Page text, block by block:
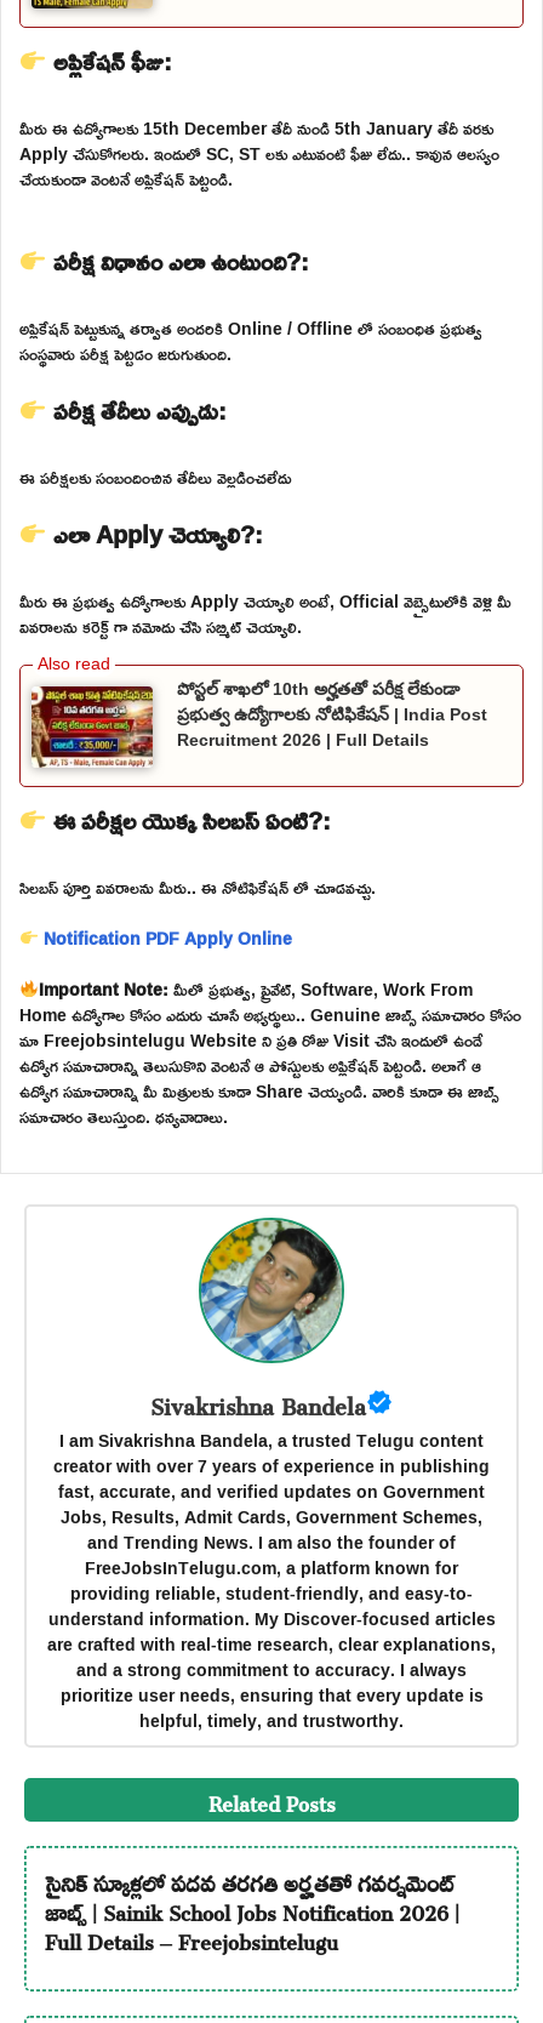
అప్లికేషన్ ఫీజు:
మీరు ఈ ఉద్యోగాలకు 15th December తేదీ నుండి 5th January తేదీ వరకు
Apply చేసుకోగలరు. ఇందులో SC, ST లకు ఎటువంటి ఫీజు లేదు.. కావున ఆలస్యం
చేయకుండా వెంటనే అప్లికేషన్ పెట్టండి.
పరీక్ష విధానం ఎలా ఉంటుంది?:
అప్లికేషన్ పెట్టుకున్న తర్వాత అందరికి Online / Offline లో సంబంధిత ప్రభుత్వ
సంస్థవారు పరీక్ష పెట్టడం జరుగుతుంది.
పరీక్ష తేదీలు ఎప్పుడు:
ఈ పరీక్షలకు సంబందించిన తేదీలు వెల్లడించలేదు
ఎలా Apply చెయ్యాలి?:
మీరు ఈ ప్రభుత్వ ఉద్యోగాలకు Apply చెయ్యాలి అంటే, Official వెబ్సైటులోకి వెళ్లి మీ
వివరాలను కరెక్ట్ గా నమోదు చేసి సబ్మిట్ చెయ్యాలి.
పోస్టల్ శాఖలో 10th అర్హతతో పరీక్ష లేకుండా
ప్రభుత్వ ఉద్యోగాలకు నోటిఫికేషన్ | India Post
Recruitment 2026 | Full Details
ఈ పరీక్షల యొక్క సిలబస్ ఏంటి?:
సిలబస్ పూర్తి వివరాలను మీరు.. ఈ నోటిఫికేషన్ లో చూడవచ్చు.
Notification PDFApply Online
Important Note:మీలో ప్రభుత్వ, ప్రైవేట్, Software, Work From
Home ఉద్యోగాల కోసం ఎదురు చూసే అభ్యర్థులు.. Genuine జాబ్స్ సమాచారం కోసం
మా Freejobsintelugu Website ని ప్రతి రోజు Visit చేసి ఇందులో ఉండే
ఉద్యోగ సమాచారాన్ని తెలుసుకొని వెంటనే ఆ పోస్టులకు అప్లికేషన్ పెట్టండి. అలాగే ఆ
ఉద్యోగ సమాచారాన్ని మీ మిత్రులకు కూడా Share చెయ్యండి. వారికి కూడా ఈ జాబ్స్
సమాచారం తెలుస్తుంది. ధన్యవాదాలు.
Sivakrishna Bandela
I am Sivakrishna Bandela, a trusted Telugu content
creator with over 7 years of experience in publishing
fast, accurate, and verified updates on Government
Jobs, Results, Admit Cards, Government Schemes,
and Trending News. I am also the founder of
FreeJobsInTelugu.com, a platform known for
providing reliable, student-friendly, and easy-to-
understand information. My Discover-focused articles
are crafted with real-time research, clear explanations,
and a strong commitment to accuracy. I always
prioritize user needs, ensuring that every update is
helpful, timely, and trustworthy.
Related Posts
సైనిక్ స్కూళ్లలో పదవ తరగతి అర్హతతో గవర్నమెంట్
జాబ్స్ | Sainik School Jobs Notification 2026 |
Full Details – Freejobsintelugu